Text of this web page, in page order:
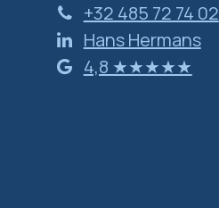
+32 485 72 74 02
Hans Hermans
​​​​​​​4​,​8 ​★​★​★​★​★